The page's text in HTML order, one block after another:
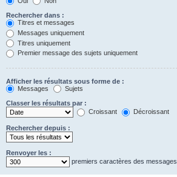
Rechercher dans :
Titres et messages
Messages uniquement
Titres uniquement
Premier message des sujets uniquement
Afficher les résultats sous forme de :
Messages
Sujets
Classer les résultats par :
Croissant
Décroissant
Rechercher depuis :
Renvoyer les :
premiers caractères des messages